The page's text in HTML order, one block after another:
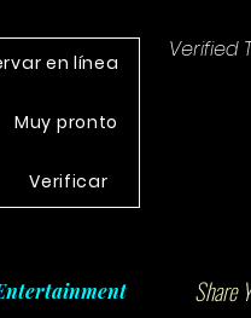
en línea
Muy pronto
Verificar
Verified
Share